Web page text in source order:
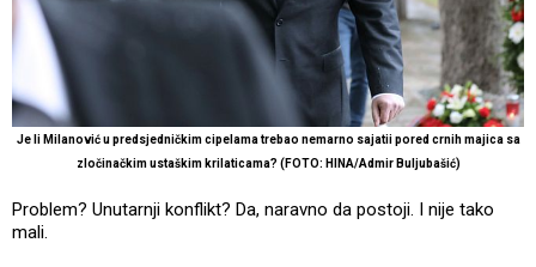
Je li Milanović u predsjedničkim cipelama trebao nemarno sajatii pored crnih majica sa
zločinačkim ustaškim krilaticama? (FOTO: HINA/Admir Buljubašić)
Problem? Unutarnji konflikt? Da, naravno da postoji. I nije tako
mali.